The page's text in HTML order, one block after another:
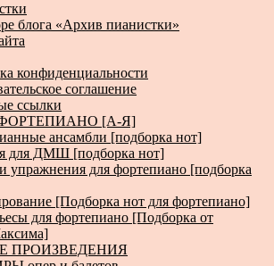
блога «Архив пианистки»
конфиденциальности
соглашение
ссылки
[А-Я]
ансамбли [подборка нот]
для ДМШ [подборка нот]
упражнения для фортепиано [подборка
[Подборка нот для фортепиано]
для фортепиано [Подборка от
ПРОИЗВЕДЕНИЯ